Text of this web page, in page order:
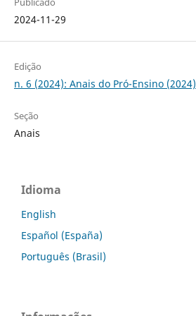
2024-11-29
Edição
n. 6 (2024): Anais do Pró-Ensino (2024)
Seção
Anais
Idioma
English
Español (España)
Português (Brasil)